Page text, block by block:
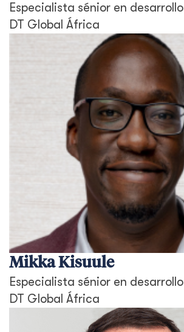
Especialista sénior en desarrollo
DT Global África
Mikka Kisuule
Especialista sénior en desarrollo
DT Global África